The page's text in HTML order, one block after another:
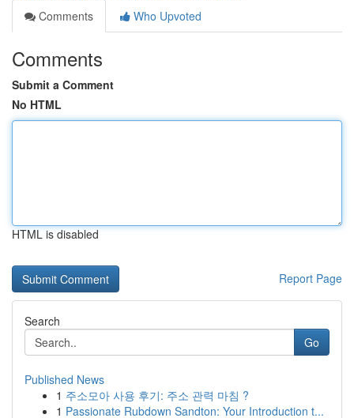
Comments
Who Upvoted
Comments
Submit a Comment
No HTML
HTML is disabled
Report Page
Search
Go
Published News
1 주소모아 사용 후기: 주소 관력 마침 ?
1 Passionate Rubdown Sandton: Your Introduction t...